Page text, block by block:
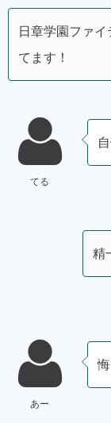
日章学園ファ
てます！
てる
精
あー